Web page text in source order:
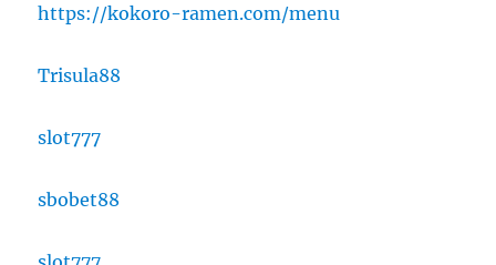
https://kokoro-ramen.com/menu
Trisula88
slot777
sbobet88